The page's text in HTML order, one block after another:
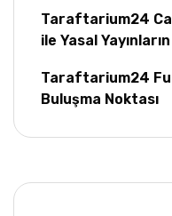
Taraftarium24
ile Yasal Yayınların
Taraftarium24
Buluşma Noktası